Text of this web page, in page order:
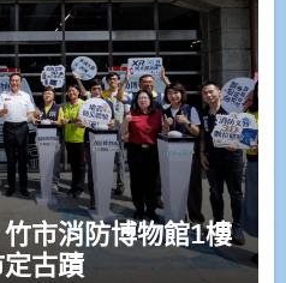
市消防博物館1樓
古蹟